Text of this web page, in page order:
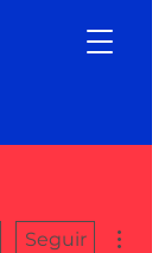
Seguir